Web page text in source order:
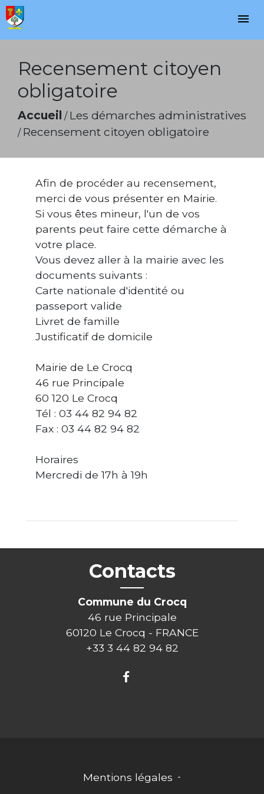
menu
Recensement citoyen
obligatoire
Accueil / Les démarches administratives
/ Recensement citoyen obligatoire
Afin de procéder au recensement,
merci de vous présenter en Mairie.
Si vous êtes mineur, l'un de vos
parents peut faire cette démarche à
votre place.
Vous devez aller à la mairie avec les
documents suivants :
Carte nationale d'identité ou
passeport valide
Livret de famille
Justificatif de domicile
Mairie de Le Crocq
46 rue Principale
60 120 Le Crocq
Tél : 03 44 82 94 82
Fax : 03 44 82 94 82
Horaires
Mercredi de 17h à 19h
Contacts
Commune du Crocq
46 rue Principale
60120 Le Crocq - FRANCE
+33 3 44 82 94 82
Mentions légales -